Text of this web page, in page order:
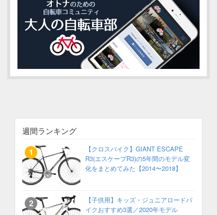
週間ランキング
【クロスバイク】GIANT ESCAPE
R3(エスケープR3)の5年間のモデル変
化をまとめてみた【2014〜2018】
【子供用】キッズ・ジュニアロードバ
イクおすすめ3選／2020年モデル